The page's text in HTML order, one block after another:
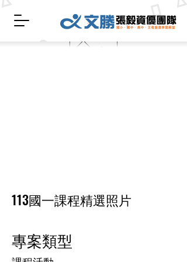
113國一課程精選照片
專案類型